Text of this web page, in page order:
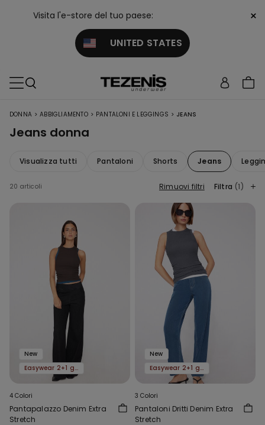
Visita l'e-store del tuo paese:
UNITED STATES
×
DONNA > ABBIGLIAMENTO > PANTALONI E LEGGINGS > JEANS
Jeans donna
Visualizza tutti Pantaloni Shorts Jeans
20 articoli Rimuovi filtri Filtra (1)
New
Easywear 2+1 gratis
4 Colori
Pantapalazzo Denim Extra
Stretch
New
Easywear 2+1 gratis
3 Colori
Pantaloni Dritti Denim Extra
Stretch